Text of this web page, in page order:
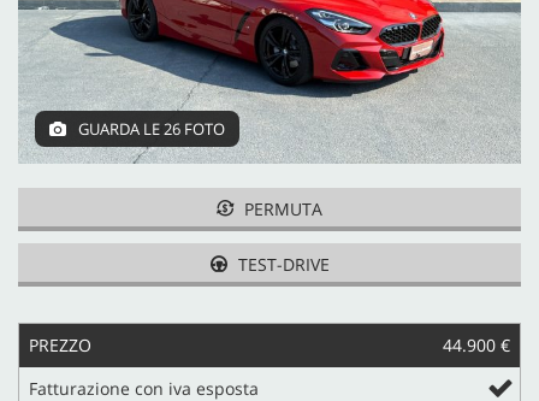
JEEP POINT
CONTATTI
GUARDA LE 26 FOTO
PERMUTA
TEST-DRIVE
PREZZO
44.900 €
Fatturazione con iva esposta